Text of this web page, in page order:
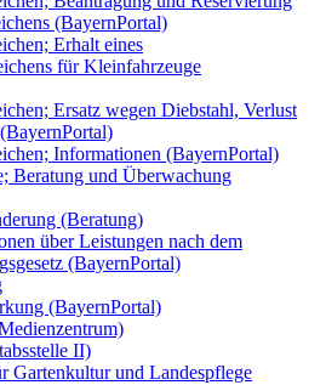
(BayernPortal)
Erhalt eines
für Kleinfahrzeuge
Ersatz wegen Diebstahl, Verlust
Informationen (BayernPortal)
Beratung und Überwachung
(Beratung)
über Leistungen nach dem
(BayernPortal)
(BayernPortal)
II)
Gartenkultur und Landespflege